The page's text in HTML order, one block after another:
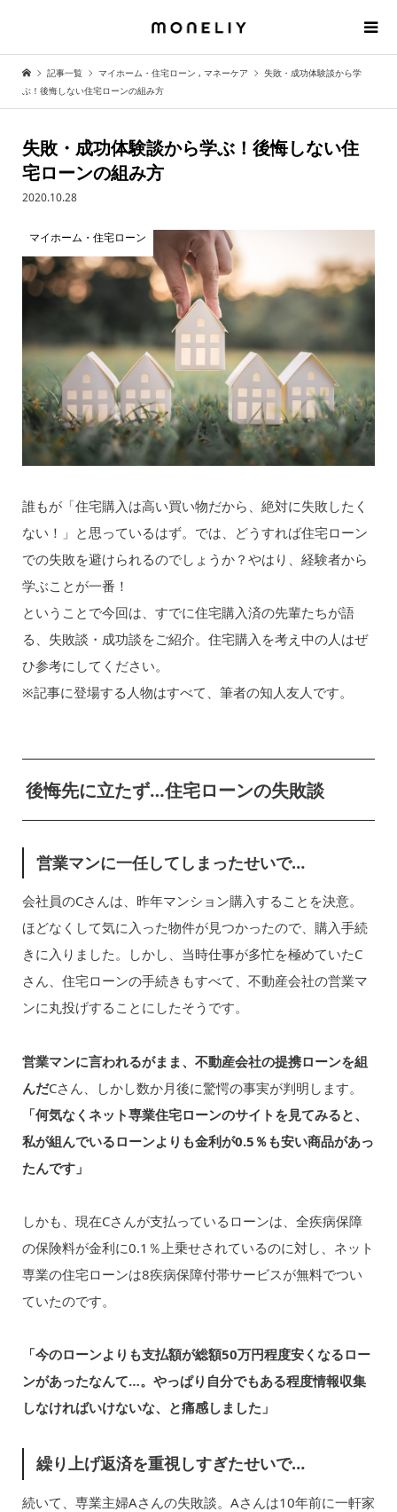
記事一覧 マイホーム・住宅ローン , マネーケア
失敗・成功体験談から学
ぶ！後悔しない住宅ローンの組み方
失敗・成功体験談から学ぶ！後悔しない住
宅ローンの組み方
2020.10.28
マイホーム・住宅ローン
誰もが「住宅購入は高い買い物だから、絶対に失敗したく
ない！」と思っているはず。では、どうすれば住宅ローン
での失敗を避けられるのでしょうか？やはり、経験者から
学ぶことが一番！
ということで今回は、すでに住宅購入済の先輩たちが語
る、失敗談・成功談をご紹介。住宅購入を考え中の人はぜ
ひ参考にしてください。
※記事に登場する人物はすべて、筆者の知人友人です。
後悔先に立たず…住宅ローンの失敗談
営業マンに一任してしまったせいで…
会社員のCさんは、昨年マンション購入することを決意。
ほどなくして気に入った物件が見つかったので、購入手続
きに入りました。しかし、当時仕事が多忙を極めていたC
さん、住宅ローンの手続きもすべて、不動産会社の営業マ
ンに丸投げすることにしたそうです。
営業マンに言われるがまま、不動産会社の提携ローンを組
んだCさん、しかし数か月後に驚愕の事実が判明します。
「何気なくネット専業住宅ローンのサイトを見てみると、
私が組んでいるローンよりも金利が0.5％も安い商品があっ
たんです」
しかも、現在Cさんが支払っているローンは、全疾病保障
の保険料が金利に0.1％上乗せされているのに対し、ネット
専業の住宅ローンは8疾病保障付帯サービスが無料でつい
ていたのです。
「今のローンよりも支払額が総額50万円程度安くなるロー
ンがあったなんて…。やっぱり自分でもある程度情報収集
しなければいけないな、と痛感しました」
繰り上げ返済を重視しすぎたせいで…
続いて、専業主婦Aさんの失敗談。Aさんは10年前に一軒家